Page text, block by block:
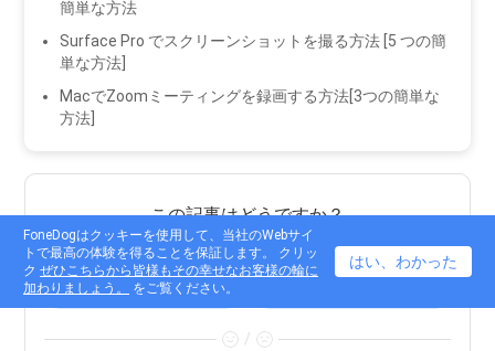
簡単な方法
Surface Pro でスクリーンショットを撮る方法 [5 つの簡
単な方法]
MacでZoomミーティングを録画する方法[3つの簡単な
方法]
この記事はどうですか？
/
面白い
/
FoneDogはクッキーを使用して、当社のWebサイ
トで最高の体験を得ることを保証します。 クリッ
クぜひこちらから皆様もその幸せなお客様の輪に
加わりましょう。
をご覧ください。
はい、わかった